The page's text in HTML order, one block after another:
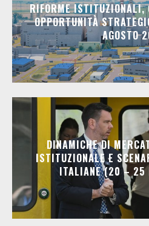
RIFORME ISTITUZIONALI,
OPPORTUNITÀ
AGOSTO
DINAMICHE DI
ISTITUZIONALE E
ITALIANE (20 – 25